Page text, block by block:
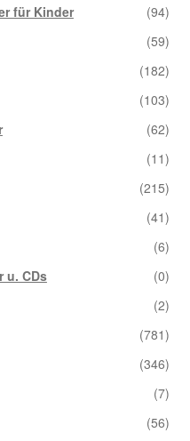
für Kinder
(94)
(59)
(182)
(103)
(62)
(11)
(215)
(41)
(6)
u. CDs
(0)
(2)
(781)
(346)
(7)
(56)